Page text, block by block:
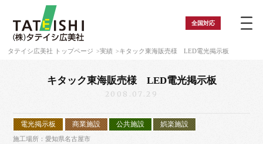
全国対応
タテイシ広美社 トップページ 実績 キタック東海販売様 LED電光掲示板
キタック東海販売様 LED電光掲示板
2008.07.29
電光掲示板 商業施設 公共施設 娯楽施設
施工場所：愛知県名古屋市